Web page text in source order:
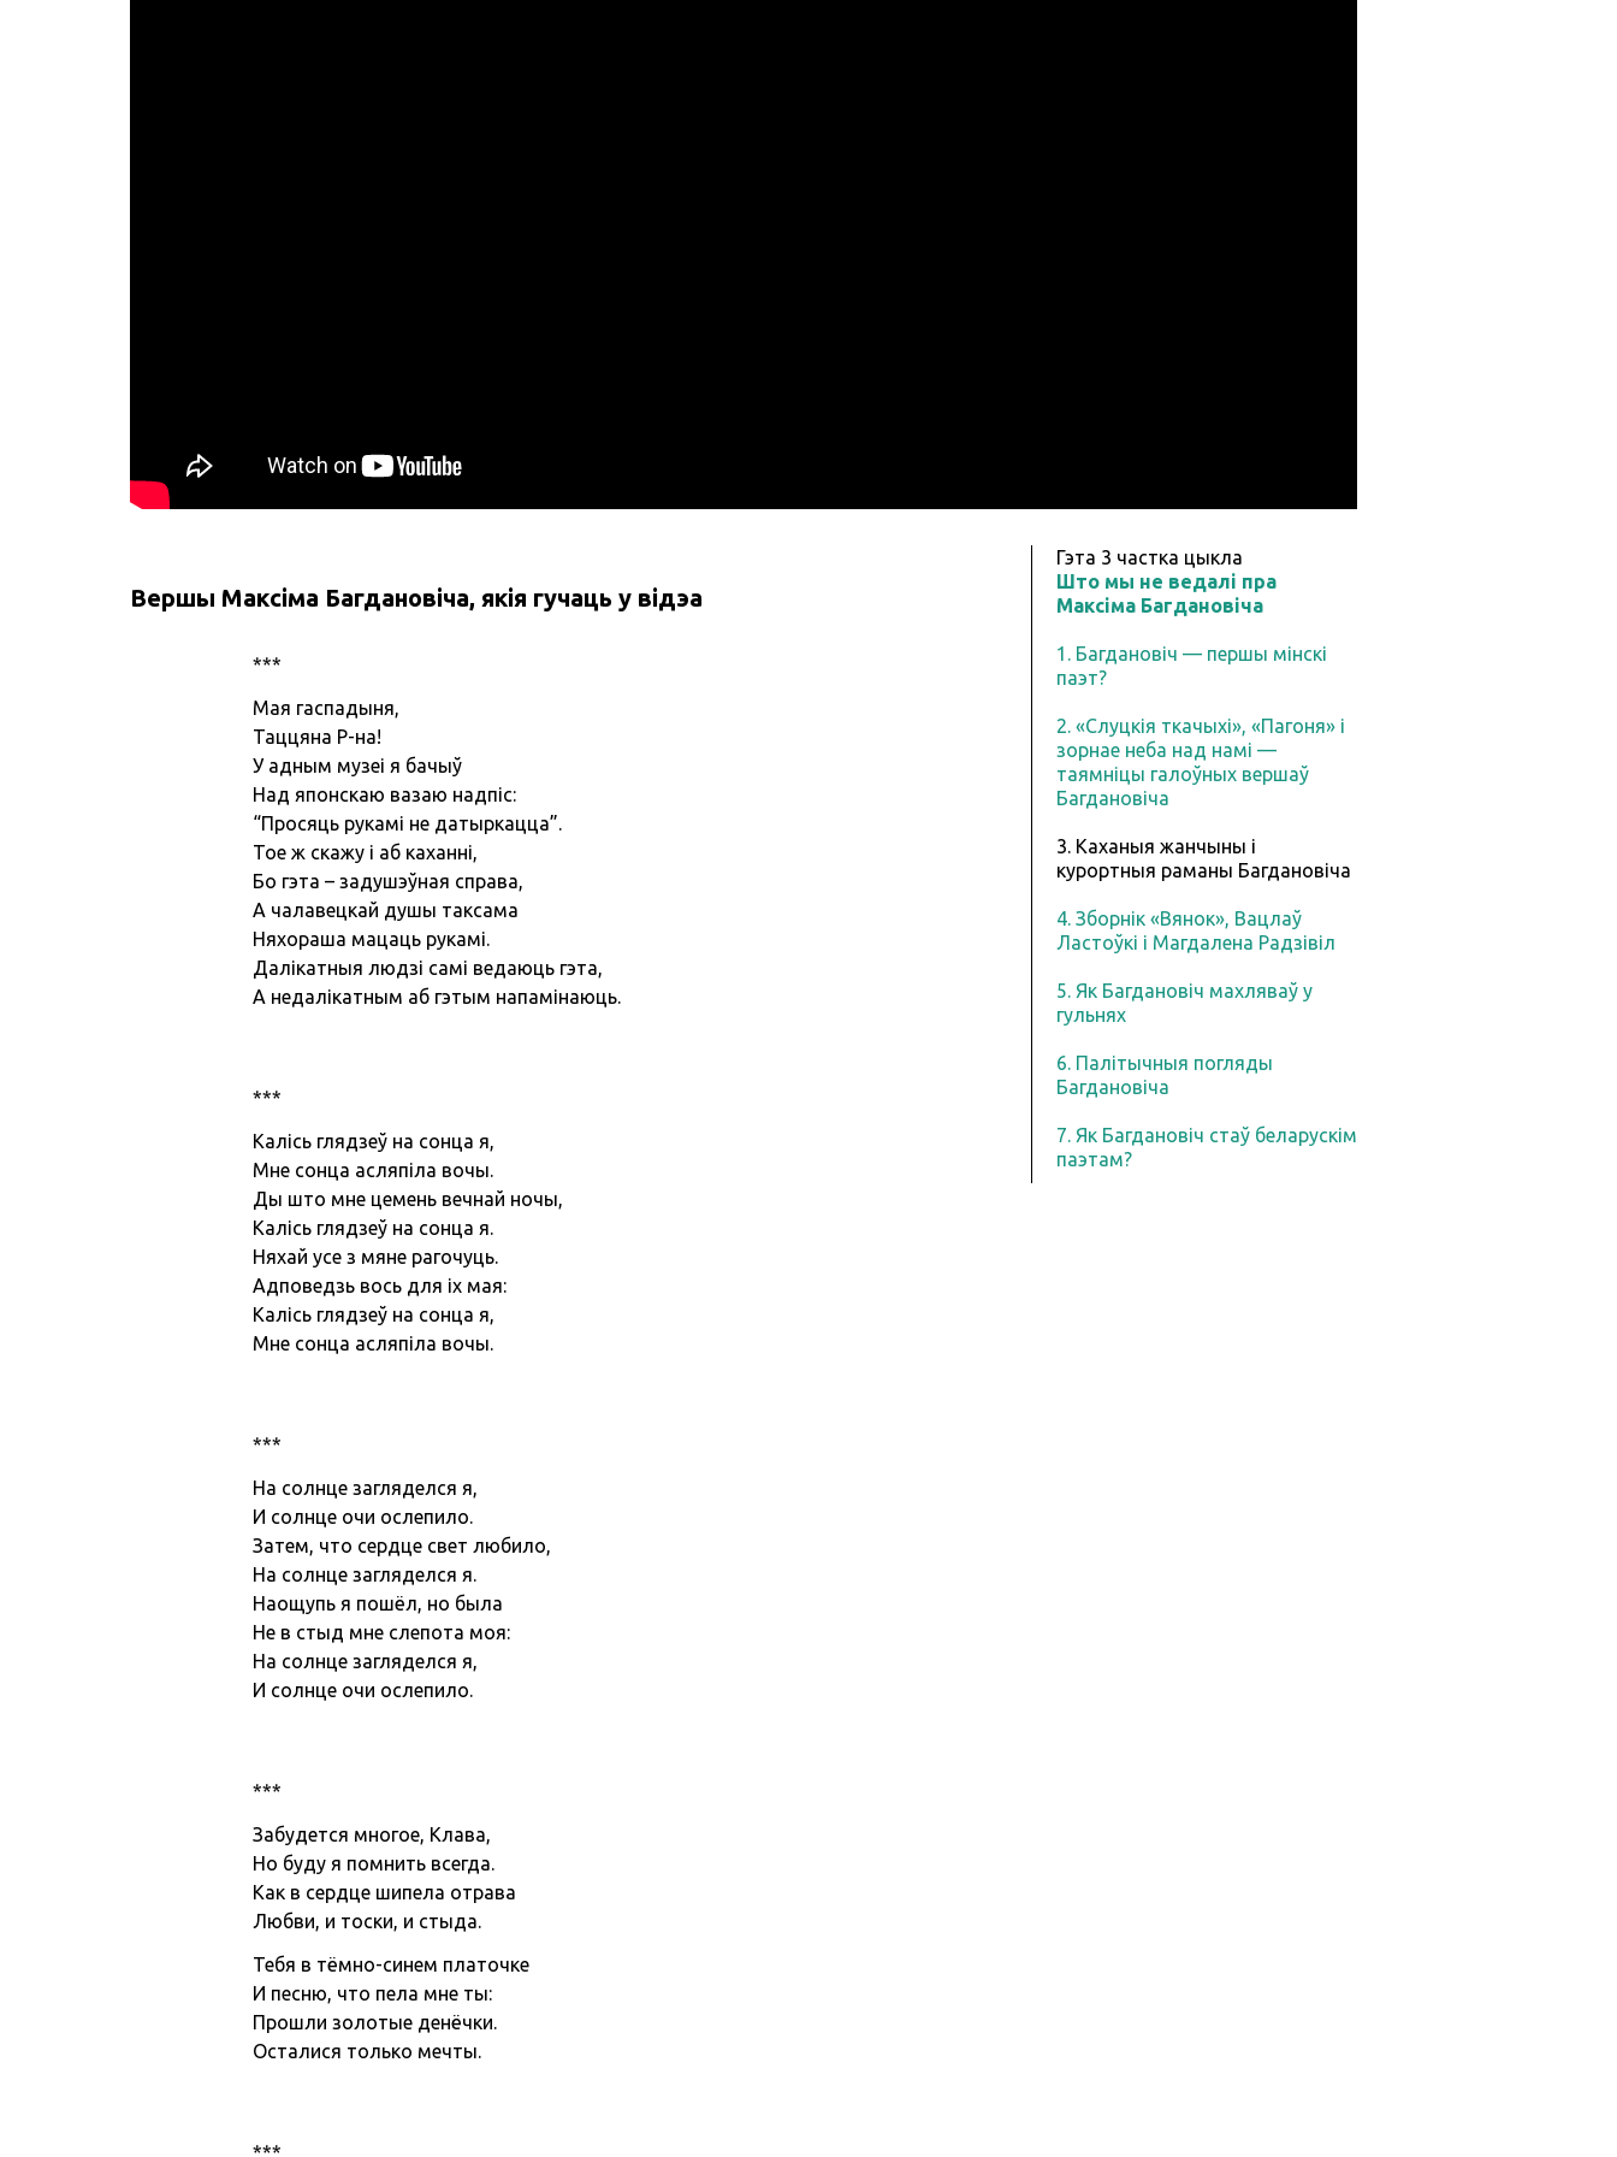
Гэта 3 частка цыкла
Што мы не ведалі пра
Максіма Багдановіча
1. Багдановіч — першы мінскі
паэт?
2. «Слуцкія ткачыхі», «Пагоня» і
зорнае неба над намі —
таямніцы галоўных вершаў
Багдановіча
3. Каханыя жанчыны і
курортныя раманы Багдановіча
4. Зборнік «Вянок», Вацлаў
Ластоўкі і Магдалена Радзівіл
5. Як Багдановіч махляваў у
гульнях
6. Палітычныя погляды
Багдановіча
7. Як Багдановіч стаў беларускім
паэтам?
Вершы Максіма Багдановіча, якія гучаць у відэа
***
Мая гаспадыня,
Таццяна Р-на!
У адным музеі я бачыў
Над японскаю вазаю надпіс:
“Просяць рукамі не датыркацца”.
Тое ж скажу і аб каханні,
Бо гэта – задушэўная справа,
А чалавецкай душы таксама
Няхораша мацаць рукамі.
Далікатныя людзі самі ведаюць гэта,
А недалікатным аб гэтым напамінаюць.
***
Калісь глядзеў на сонца я,
Мне сонца асляпіла вочы.
Ды што мне цемень вечнай ночы,
Калісь глядзеў на сонца я.
Няхай усе з мяне рагочуць.
Адповедзь вось для іх мая:
Калісь глядзеў на сонца я,
Мне сонца асляпіла вочы.
***
На солнце загляделся я,
И солнце очи ослепило.
Затем, что сердце свет любило,
На солнце загляделся я.
Наощупь я пошёл, но была
Не в стыд мне слепота моя:
На солнце загляделся я,
И солнце очи ослепило.
***
Забудется многое, Клава,
Но буду я помнить всегда.
Как в сердце шипела отрава
Любви, и тоски, и стыда.
Тебя в тёмно-синем платочке
И песню, что пела мне ты:
Прошли золотые денёчки.
Осталися только мечты.
***